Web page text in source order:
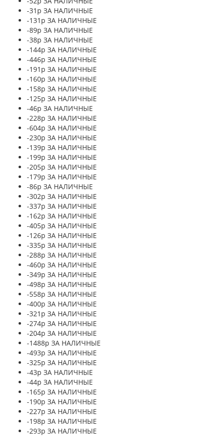
-31р ЗА НАЛИЧНЫЕ
-131р ЗА НАЛИЧНЫЕ
-89р ЗА НАЛИЧНЫЕ
-38р ЗА НАЛИЧНЫЕ
-144р ЗА НАЛИЧНЫЕ
-446р ЗА НАЛИЧНЫЕ
-191р ЗА НАЛИЧНЫЕ
-160р ЗА НАЛИЧНЫЕ
-158р ЗА НАЛИЧНЫЕ
-125р ЗА НАЛИЧНЫЕ
-46р ЗА НАЛИЧНЫЕ
-228р ЗА НАЛИЧНЫЕ
-604р ЗА НАЛИЧНЫЕ
-230р ЗА НАЛИЧНЫЕ
-139р ЗА НАЛИЧНЫЕ
-199р ЗА НАЛИЧНЫЕ
-205р ЗА НАЛИЧНЫЕ
-179р ЗА НАЛИЧНЫЕ
-86р ЗА НАЛИЧНЫЕ
-302р ЗА НАЛИЧНЫЕ
-337р ЗА НАЛИЧНЫЕ
-162р ЗА НАЛИЧНЫЕ
-405р ЗА НАЛИЧНЫЕ
-126р ЗА НАЛИЧНЫЕ
-335р ЗА НАЛИЧНЫЕ
-288р ЗА НАЛИЧНЫЕ
-460р ЗА НАЛИЧНЫЕ
-349р ЗА НАЛИЧНЫЕ
-498р ЗА НАЛИЧНЫЕ
-558р ЗА НАЛИЧНЫЕ
-400р ЗА НАЛИЧНЫЕ
-321р ЗА НАЛИЧНЫЕ
-274р ЗА НАЛИЧНЫЕ
-204р ЗА НАЛИЧНЫЕ
-1488р ЗА НАЛИЧНЫЕ
-493р ЗА НАЛИЧНЫЕ
-325р ЗА НАЛИЧНЫЕ
-43р ЗА НАЛИЧНЫЕ
-44р ЗА НАЛИЧНЫЕ
-165р ЗА НАЛИЧНЫЕ
-190р ЗА НАЛИЧНЫЕ
-227р ЗА НАЛИЧНЫЕ
-198р ЗА НАЛИЧНЫЕ
-293р ЗА НАЛИЧНЫЕ